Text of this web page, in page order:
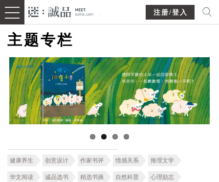
注册/登入
主题专栏
健康养生 创意设计 作家书评 情感关系 推理文学
华文阅读 诚品选书 精选书摘 自然科普 心理励志